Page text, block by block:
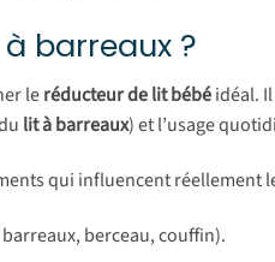
barreaux ?
leréducteur de lit bébéidéal.
lit à barreaux) et l’usage
qui influencent réellement
berceau, couffin).